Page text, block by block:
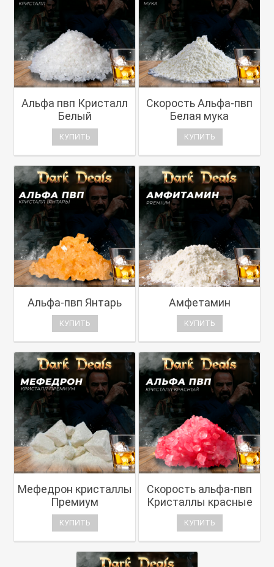
Альфа пвп Кристалл
Белый
КУПИТЬ
Скорость Альфа-пвп
Белая мука
КУПИТЬ
Альфа-пвп Янтарь
КУПИТЬ
Амфетамин
КУПИТЬ
Мефедрон кристаллы
Премиум
КУПИТЬ
Скорость альфа-пвп
Кристаллы красные
КУПИТЬ